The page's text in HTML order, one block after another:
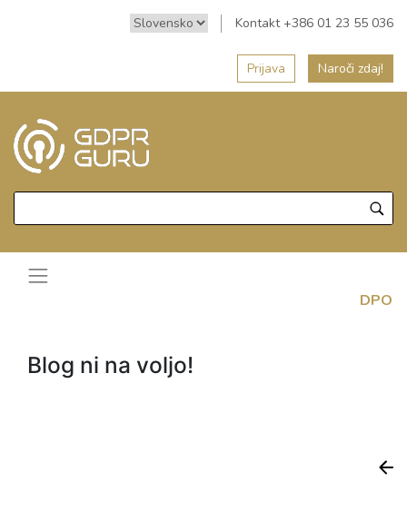
Kontakt +386 01 23 55 036
Prijava Naroči zdaj!
DPO
Blog ni na voljo!